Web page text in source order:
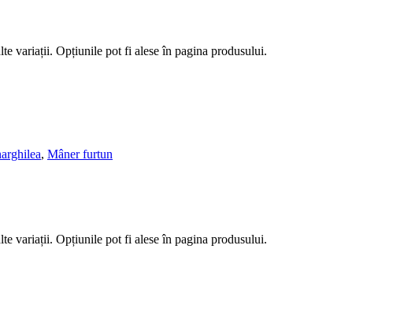
variații. Opțiunile pot fi alese în pagina produsului.
, Mâner furtun
variații. Opțiunile pot fi alese în pagina produsului.